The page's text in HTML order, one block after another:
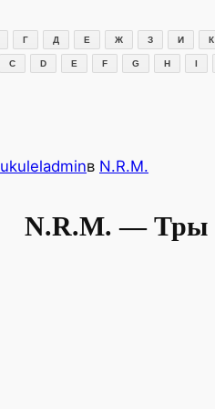
Г Д Е Ж З И К
C D E F G H I
ukuleladminв N.R.M.
N.R.M. — Тры